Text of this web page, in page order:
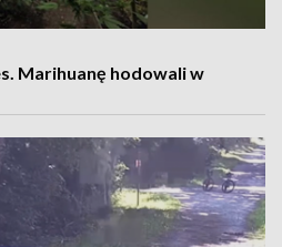
Marihuanę hodowali w